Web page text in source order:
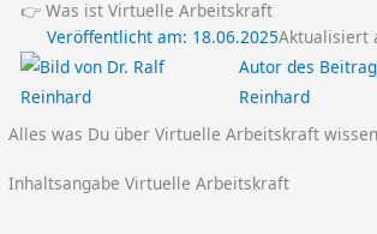
👉 Was ist Virtuelle Arbeitskraft
Veröffentlicht am: 18.06.2025Aktualisiert
Autor des
Reinhard
Alles was Du über Virtuelle Arbeitskraft
Inhaltsangabe Virtuelle Arbeitskraft